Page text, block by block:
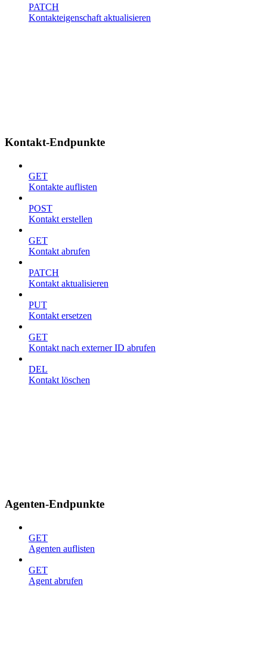
PATCH
Kontakteigenschaft aktualisieren
Kontakt-Endpunkte
GET
Kontakte auflisten
POST
Kontakt erstellen
GET
Kontakt abrufen
PATCH
Kontakt aktualisieren
PUT
Kontakt ersetzen
GET
Kontakt nach externer ID abrufen
DEL
Kontakt löschen
Agenten-Endpunkte
GET
Agenten auflisten
GET
Agent abrufen